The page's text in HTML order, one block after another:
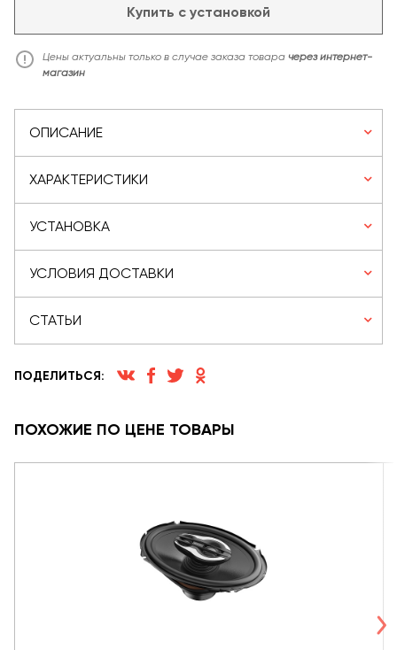
Купить с установкой
Цены актуальны только в случае заказа товара через интернет-
магазин
ОПИСАНИЕ
ХАРАКТЕРИСТИКИ
УСТАНОВКА
УСЛОВИЯ ДОСТАВКИ
СТАТЬИ
ПОДЕЛИТЬСЯ:
ПОХОЖИЕ ПО ЦЕНЕ ТОВАРЫ